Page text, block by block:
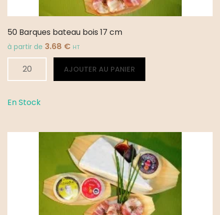
50 Barques bateau bois 17 cm
à partir de 3.68 € HT
Barques
17
AJOUTER AU PANIER
Alternative:
En Stock